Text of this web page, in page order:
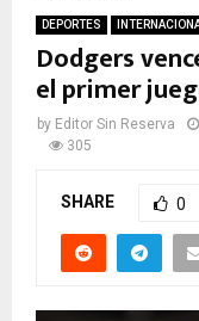
DEPORTES
Dodgers
el primer
by Editor Sin Reserva
305
SHARE 0